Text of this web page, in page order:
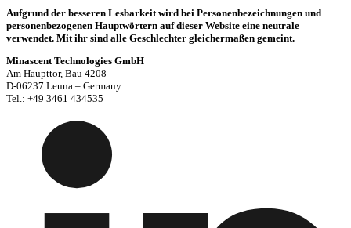
Aufgrund der besseren Lesbarkeit wird bei Personenbezeichnungen und
personenbezogenen Hauptwörtern auf dieser Website eine neutrale
verwendet. Mit ihr sind alle Geschlechter gleichermaßen gemeint.
Minascent Technologies GmbH
Am Haupttor, Bau 4208
D-06237 Leuna – Germany
Tel.: +49 3461 434535